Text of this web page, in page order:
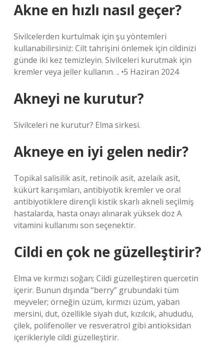
Akne en hızlı nasıl geçer?
Sivilcelerden kurtulmak için şu yöntemleri
kullanabilirsiniz: Cilt tahrişini önlemek için cildinizi
günde iki kez temizleyin. Sivilceleri kurutmak için
kremler veya jeller kullanın. .. •5 Haziran 2024
Akneyi ne kurutur?
Sivilceleri ne kurutur? Elma sirkesi.
Akneye en iyi gelen nedir?
Topikal salisilik asit, retinoik asit, azelaik asit,
kükürt karışımları, antibiyotik kremler ve oral
antibiyotiklere dirençli kistik skarlı akneli seçilmiş
hastalarda, hasta onayı alınarak yüksek doz A
vitamini kullanımı son seçenektir.
Cildi en çok ne güzelleştirir?
Elma ve kırmızı soğan; Cildi güzelleştiren quercetin
içerir. Bunun dışında “berry” grubundaki tüm
meyveler; örneğin üzüm, kırmızı üzüm, yaban
mersini, dut, özellikle siyah dut, kızılcık, ahududu,
çilek, polifenoller ve resveratrol gibi antioksidan
içerikleriyle cildi güzelleştirir.